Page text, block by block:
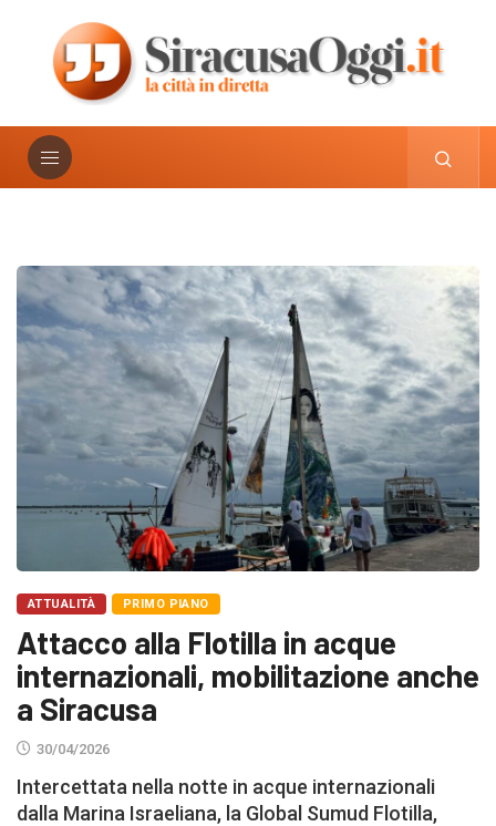
ATTUALITÀ PRIMO PIANO
Attacco alla Flotilla in acque
internazionali, mobilitazione anche
a Siracusa
30/04/2026
Intercettata nella notte in acque internazionali
dalla Marina Israeliana, la Global Sumud Flotilla,